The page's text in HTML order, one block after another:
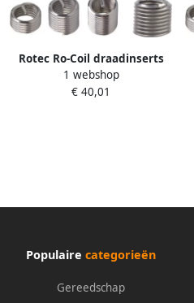
Rotec Ro-Coil draadinserts
M10x1 25-1 0xD 100 stuks
3891010
1 webshop
€ 40,01
Populaire categorieën
Gereedschap